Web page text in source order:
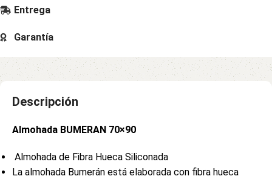
Entrega
Garantía
Descripción
Almohada BUMERAN 70×90
Almohada de Fibra Hueca Siliconada
La almohada Bumerán está elaborada con fibra hueca